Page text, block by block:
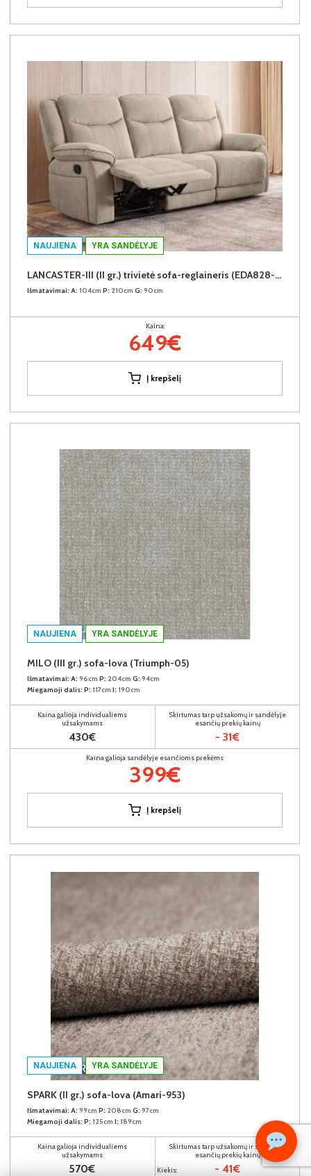
Kiekis:
NAUJIENA YRA SANDĖLYJE
LANCASTER-III (II gr.) trivietė sofa-reglaineris (EDA828-02 Šviesiai rudas)
Išmatavimai: A: 104cm P: 210cm G: 90cm
Kaina:
649€
Į krepšelį
NAUJIENA YRA SANDĖLYJE
MILO (III gr.) sofa-lova (Triumph-05)
Išmatavimai: A: 96cm P: 204cm G: 94cm
Miegamoji dalis: P: 117cm I: 190cm
Kaina galioja individualiems
užsakymams
430€
Skirtumas tarp užsakomų ir sandėlyje
esančių prekių kainų
- 31€
Kaina galioja sandėlyje esančioms prekėms
399€
Į krepšelį
NAUJIENA YRA SANDĖLYJE
SPARK (II gr.) sofa-lova (Amari-953)
Išmatavimai: A: 99cm P: 208cm G: 97cm
Miegamoji dalis: P: 125cm I: 189cm
Kaina galioja individualiems
užsakymams
570€
Skirtumas tarp užsakomų ir sandėlyje
esančių prekių kainų
- 41€